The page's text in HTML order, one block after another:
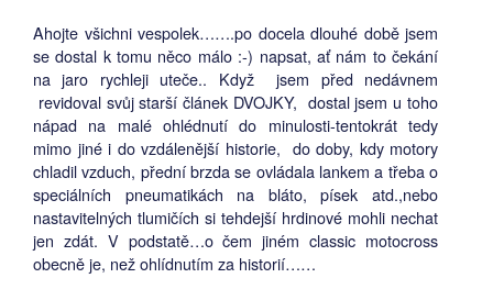
Ahojte všichni vespolek…….po docela dlouhé době jsem
se dostal k tomu něco málo :-) napsat, ať nám to čekání
na jaro rychleji uteče.. Když jsem před nedávnem
revidoval svůj starší článek DVOJKY, dostal jsem u toho
nápad na malé ohlédnutí do minulosti-tentokrát tedy
mimo jiné i do vzdálenější historie, do doby, kdy motory
chladil vzduch, přední brzda se ovládala lankem a třeba o
speciálních pneumatikách na bláto, písek atd.,nebo
nastavitelných tlumičích si tehdejší hrdinové mohli nechat
jen zdát. V podstatě…o čem jiném classic motocross
obecně je, než ohlídnutím za historií……